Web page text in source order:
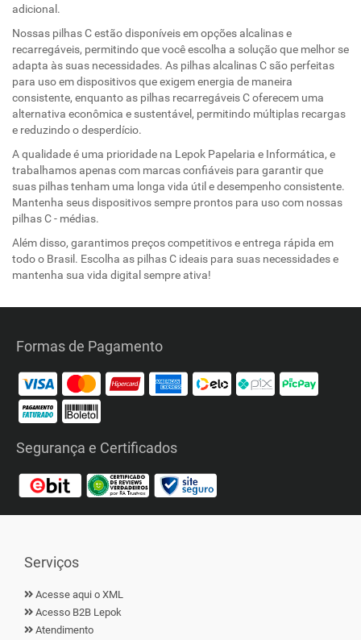
adicional.
Nossas pilhas C estão disponíveis em opções alcalinas e
recarregáveis, permitindo que você escolha a solução que melhor se
adapta às suas necessidades. As pilhas alcalinas C são perfeitas
para uso em dispositivos que exigem energia de maneira
consistente, enquanto as pilhas recarregáveis C oferecem uma
alternativa econômica e sustentável, permitindo múltiplas recargas
e reduzindo o desperdício.
A qualidade é uma prioridade na Lepok Papelaria e Informática, e
trabalhamos apenas com marcas confiáveis para garantir que
suas pilhas tenham uma longa vida útil e desempenho consistente.
Mantenha seus dispositivos sempre prontos para uso com nossas
pilhas C - médias.
Além disso, garantimos preços competitivos e entrega rápida em
todo o Brasil. Escolha as pilhas C ideais para suas necessidades e
mantenha sua vida digital sempre ativa!
Formas de Pagamento
Segurança e Certificados
Serviços
Acesse aqui o XML
Acesso B2B Lepok
Atendimento